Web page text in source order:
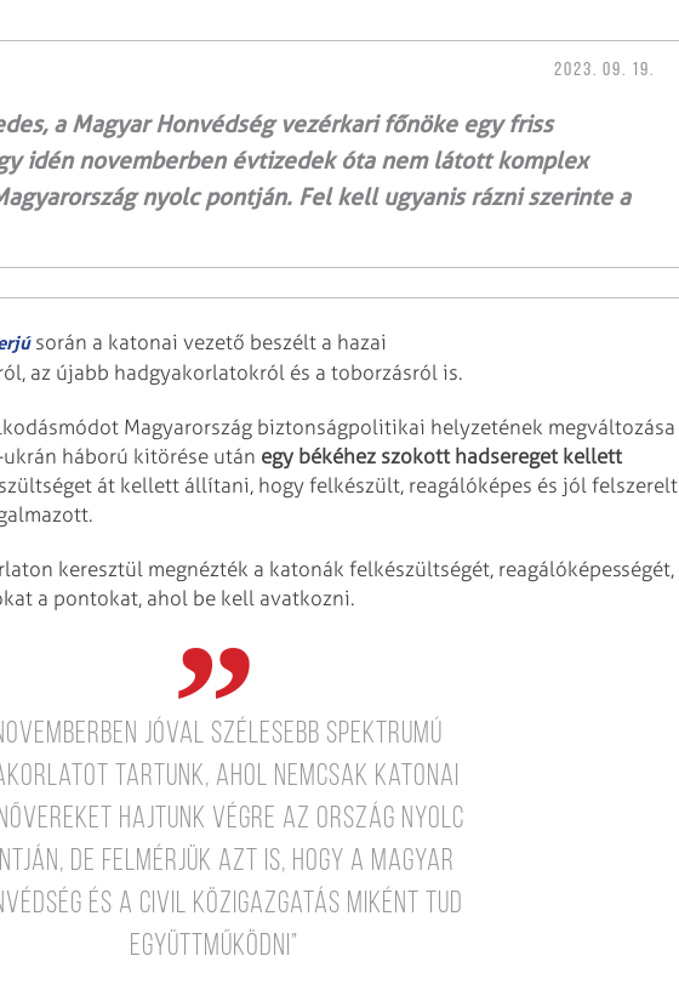
2023. 09. 19.
a Magyar Honvédség vezérkari főnöke egy friss
idén novemberben évtizedek óta nem látott komplex
nyolc pontján. Fel kell ugyanis rázni szerinte a
során a katonai vezető beszélt a hazai
az újabb hadgyakorlatokról és a toborzásról is.
Magyarország biztonságpolitikai helyzetének megváltozása
háború kitörése után egy békéhez szokott hadsereget kellett
át kellett állítani, hogy felkészült, reagálóképes és jól felszerelt
keresztül megnézték a katonák felkészültségét, reagálóképességét,
a pontokat, ahol be kell avatkozni.
jóval szélesebb spektrumú
tartunk, ahol nemcsak katonai
hajtunk végre az ország nyolc
de felmérjük azt is, hogy a Magyar
és a civil közigazgatás miként tud
együttműködni”